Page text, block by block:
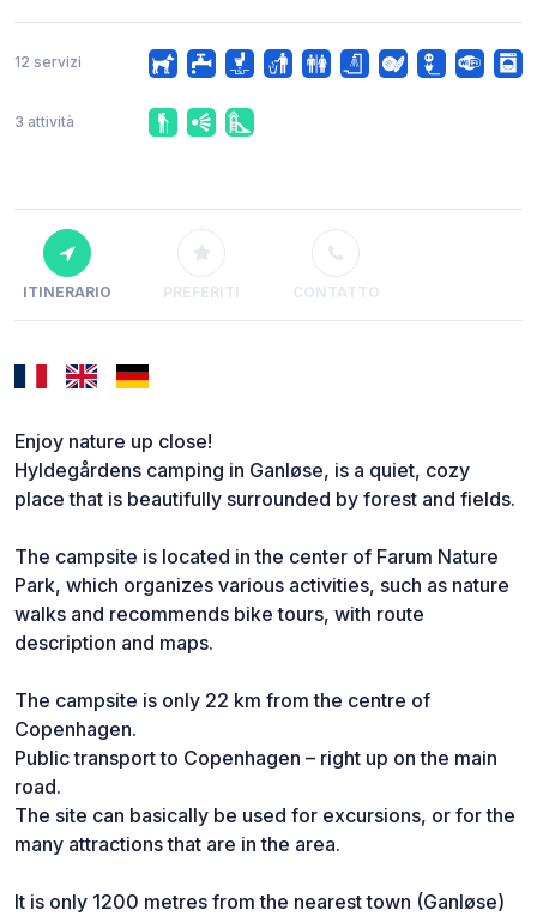
12 servizi
3 attività
ITINERARIO PREFERITI CONTATTO
Enjoy nature up close!
Hyldegårdens camping in Ganløse, is a quiet, cozy
place that is beautifully surrounded by forest and fields.
The campsite is located in the center of Farum Nature
Park, which organizes various activities, such as nature
walks and recommends bike tours, with route
description and maps.
The campsite is only 22 km from the centre of
Copenhagen.
Public transport to Copenhagen – right up on the main
road.
The site can basically be used for excursions, or for the
many attractions that are in the area.
It is only 1200 metres from the nearest town (Ganløse)